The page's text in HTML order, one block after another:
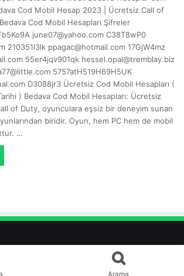
Cod Mobil Hesap 2023 | Ücretsiz Call of
Cod Mobil Hesapları Şifreler
june07@yahoo.com C38T8wP0
210351l3lk ppagac@hotmail.com 17GjW4mz
55er4jqv901qk hessel.opal@tremblay.biz
5757atH519H69H5UK
D3088jr3 Ücretsiz Cod Mobil Hesapları (
) Bedava Cod Mobil Hesapları: Ücretsiz
of Duty, oyunculara eşsiz bir deneyim sunan
biridir. Oyun, hem PC hem de mobil
…
Arama